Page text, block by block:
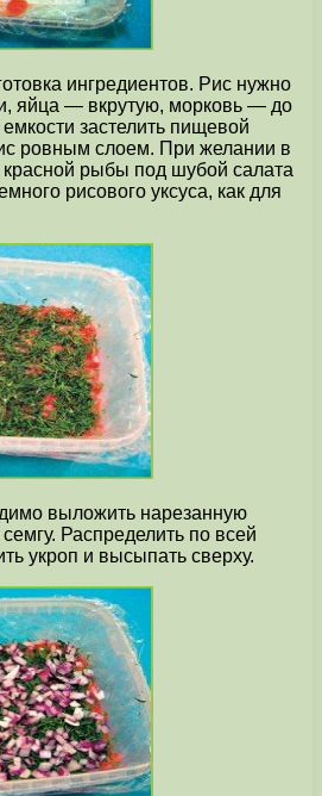
ингредиентов. Рис нужно
яйца — вкрутую, морковь — до
застелить пищевой
ровным слоем. При желании в
красной рыбы под шубой салата
рисового уксуса, как для
выложить нарезанную
Распределить по всей
укроп и высыпать сверху.